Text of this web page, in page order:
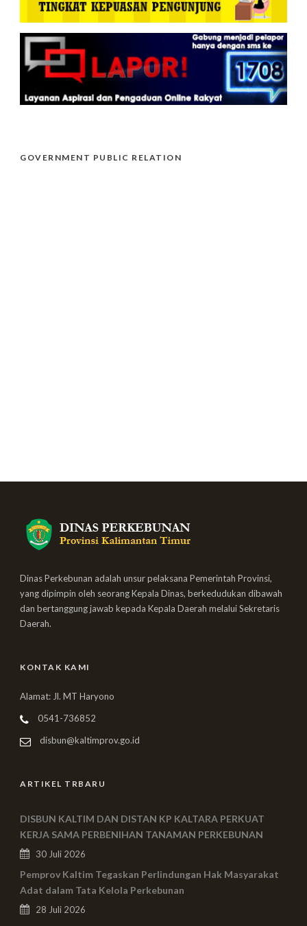
GOVERNMENT PUBLIC RELATION
Dinas Perkebunan adalah unsur pelaksana Pemerintah Provinsi,
yang dipimpin oleh seorang Kepala Dinas, berkedudukan dibawah
dan bertanggung jawab kepada Kepala Daerah melalui Sekretaris
Daerah.
KONTAK KAMI
Alamat: Jl. MT Haryono
0541-736852
disbun@kaltimprov.go.id
ARTIKEL TRBARU
DISBUN KALTIM DAN DISTAN KP KALTARA PERKUAT
KERJA SAMA PERBENIHAN TANAMAN PERKEBUNAN
30 Juli 2026
Pemprov Kaltim Tegaskan Perlindungan Hak Masyarakat
Adat dalam Tata Kelola Perkebunan
28 Juli 2026